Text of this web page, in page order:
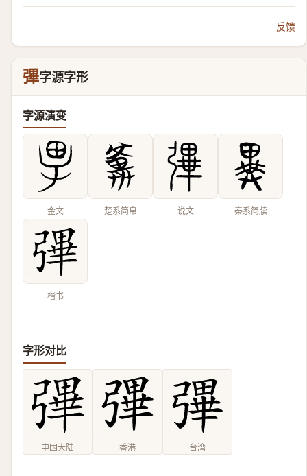
反馈
彃字源字形
字源演变
金文 楚系简帛 说文 秦系简牍
楷书
字形对比
中国大陆 香港 台湾